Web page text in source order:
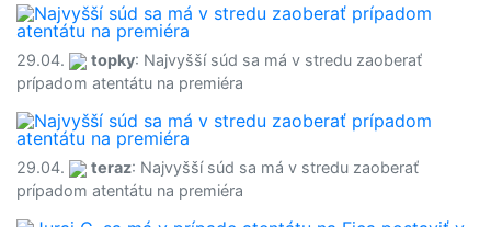
29.04. topky: Najvyšší súd sa má v stredu zaoberať
prípadom atentátu na premiéra
29.04. teraz: Najvyšší súd sa má v stredu zaoberať
prípadom atentátu na premiéra